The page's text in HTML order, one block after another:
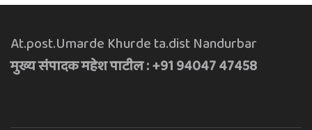
At.post.Umarde Khurde ta.dist Nandurbar
मुख्य संपादक महेश पाटील : +91 94047 47458